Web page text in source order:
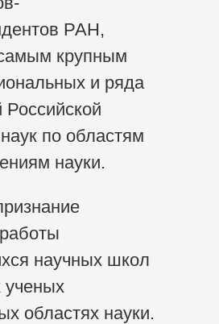
РАН,
крупным
и ряда
Российской
по областям
науки.
научных школ
ученых
областях науки.